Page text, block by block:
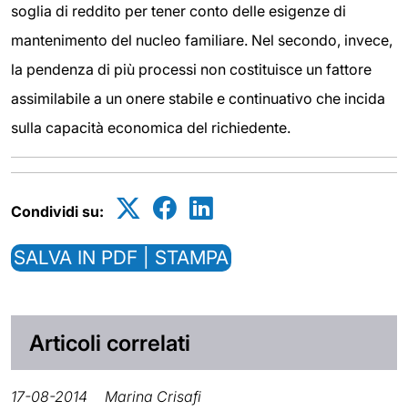
soglia di reddito per tener conto delle esigenze di
mantenimento del nucleo familiare. Nel secondo, invece,
la pendenza di più processi non costituisce un fattore
assimilabile a un onere stabile e continuativo che incida
sulla capacità economica del richiedente.
Condividi su:
SALVA IN PDF | STAMPA
Articoli correlati
17-08-2014 Marina Crisafi